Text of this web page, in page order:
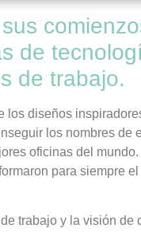
de
de trabajo.
los diseños
los nombres de
oficinas del
para siempre
trabajo y la visión de